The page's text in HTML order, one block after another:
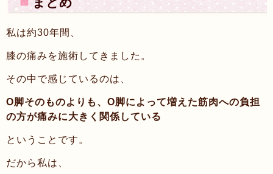
私は約30年間、
膝の痛みを施術してきました。
その中で感じているのは、
O脚そのものよりも、O脚によって増えた筋肉への負担
の方が痛みに大きく関係している
ということです。
だから私は、